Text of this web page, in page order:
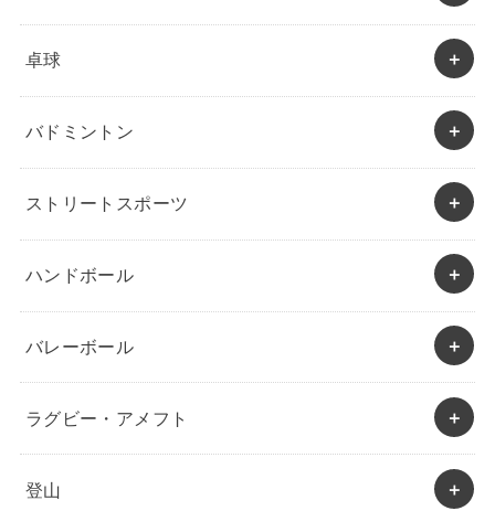
卓球
バドミントン
ストリートスポーツ
ハンドボール
バレーボール
ラグビー・アメフト
登山